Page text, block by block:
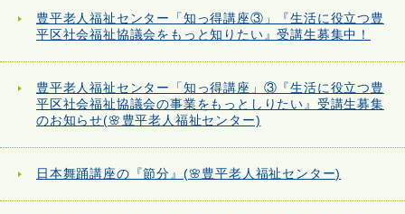
豊平老人福祉センター「知っ得講座③」『生活に役立つ豊
平区社会福祉協議会をもっと知りたい』受講生募集中！
豊平老人福祉センター「知っ得講座」③『生活に役立つ豊
平区社会福祉協議会の事業をもっとしりたい』受講生募集
のお知らせ(🌸豊平老人福祉センター)
日本舞踊講座の『節分』(🌸豊平老人福祉センター)